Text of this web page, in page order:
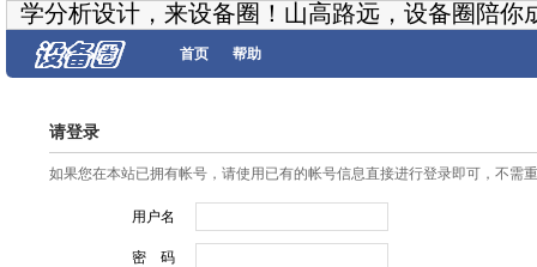
学分析设计，来设备圈！山高路远，设备圈陪你
首页 帮助
请登录
如果您在本站已拥有帐号，请使用已有的帐号信息直接进行登录即可，不需
用户名
密 码